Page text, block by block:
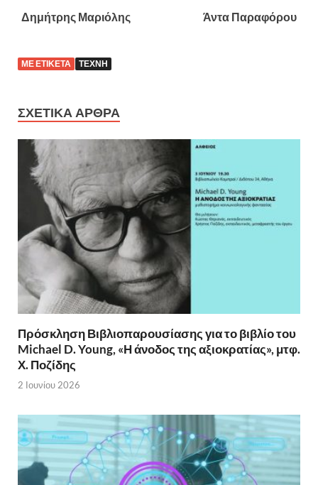
Δημήτρης Μαριόλης Άντα Παραφόρου
ΜΕ ΕΤΙΚΈΤΑ ΤΈΧΝΗ
ΣΧΕΤΙΚΆ ΆΡΘΡΑ
Πρόσκληση Βιβλιοπαρουσίασης για το βιβλίο του
Michael D. Young, «Η άνοδος της αξιοκρατίας», μτφ.
Χ. Ποζίδης
2 Ιουνίου 2026